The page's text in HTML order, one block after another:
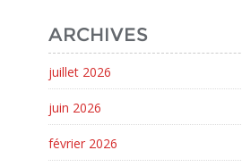
ARCHIVES
juillet 2026
juin 2026
février 2026